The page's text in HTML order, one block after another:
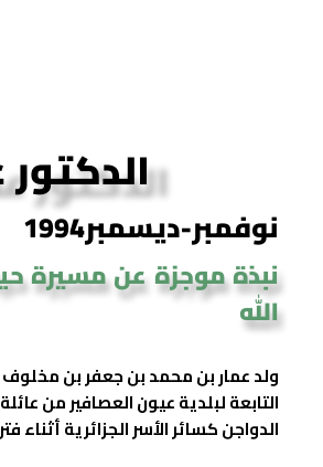
نوفمبر-ديسمبر1994
نبذة موجزة عن مسيرة
الله
التابعة لبلدية عيون العصافير من
الدواجن كسائر الأسر الجزائرية أثناء